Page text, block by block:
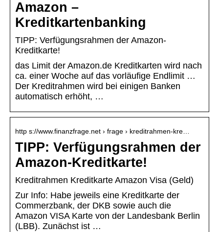
Amazon –
Kreditkartenbanking
TIPP: Verfügungsrahmen der Amazon-
Kreditkarte!
das Limit der Amazon.de Kreditkarten wird nach
ca. einer Woche auf das vorläufige Endlimit …
Der Kreditrahmen wird bei einigen Banken
automatisch erhöht, …
http s://www.finanzfrage.net › frage › kreditrahmen-kre…
TIPP: Verfügungsrahmen der
Amazon-Kreditkarte!
Kreditrahmen Kreditkarte Amazon Visa (Geld)
Zur Info: Habe jeweils eine Kreditkarte der
Commerzbank, der DKB sowie auch die
Amazon VISA Karte von der Landesbank Berlin
(LBB). Zunächst ist …